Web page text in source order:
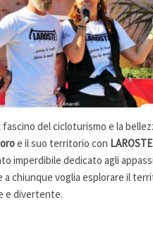
fascino del cicloturismo e la
e il suo territorio con LAROSTE
imperdibile dedicato agli
a chiunque voglia esplorare il
e divertente.